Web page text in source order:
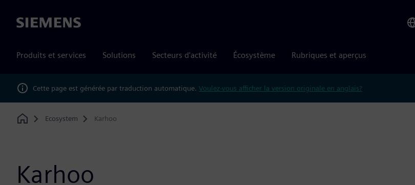
Siemens
Produits et services Solutions Secteurs d'activité Écosystème Rubriques et aperçus
Cette page est générée par traduction automatique. Voulez-vous afficher la version originale en anglais?
Home
Ecosystem Karhoo
Karhoo